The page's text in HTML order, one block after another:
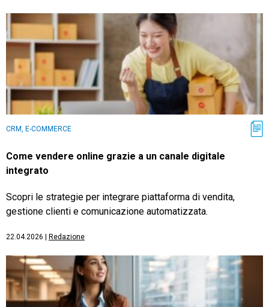
CRM, E-COMMERCE
Come vendere online grazie a un canale digitale
integrato
Scopri le strategie per integrare piattaforma di vendita,
gestione clienti e comunicazione automatizzata.
22.04.2026 Redazione